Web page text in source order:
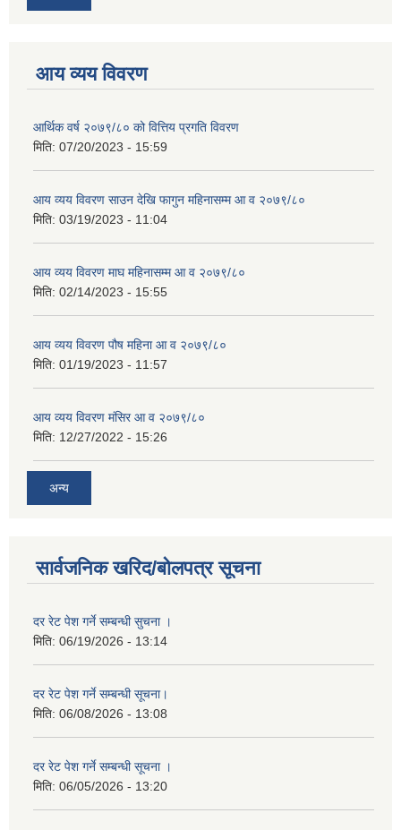
आय व्यय विवरण
आर्थिक वर्ष २०७९/८० को वित्तिय प्रगति विवरण
मिति: 07/20/2023 - 15:59
आय व्यय विवरण साउन देखि फागुन महिनासम्म आ व २०७९/८०
मिति: 03/19/2023 - 11:04
आय व्यय विवरण माघ महिनासम्म आ व २०७९/८०
मिति: 02/14/2023 - 15:55
आय व्यय विवरण पौष महिना आ व २०७९/८०
मिति: 01/19/2023 - 11:57
आय व्यय विवरण मंसिर आ व २०७९/८०
मिति: 12/27/2022 - 15:26
अन्य
सार्वजनिक खरिद/बोलपत्र सूचना
दर रेट पेश गर्ने सम्बन्धी सुचना ।
मिति: 06/19/2026 - 13:14
दर रेट पेश गर्ने सम्बन्धी सूचना।
मिति: 06/08/2026 - 13:08
दर रेट पेश गर्ने सम्बन्धी सूचना ।
मिति: 06/05/2026 - 13:20